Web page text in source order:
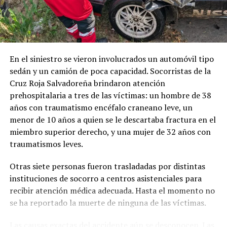
En el siniestro se vieron involucrados un automóvil tipo
sedán y un camión de poca capacidad. Socorristas de la
Cruz Roja Salvadoreña brindaron atención
prehospitalaria a tres de las víctimas: un hombre de 38
años con traumatismo encéfalo craneano leve, un
menor de 10 años a quien se le descartaba fractura en el
miembro superior derecho, y una mujer de 32 años con
traumatismos leves.
Otras siete personas fueron trasladadas por distintas
instituciones de socorro a centros asistenciales para
recibir atención médica adecuada. Hasta el momento no
se ha reportado la muerte de ninguna de las víctimas.